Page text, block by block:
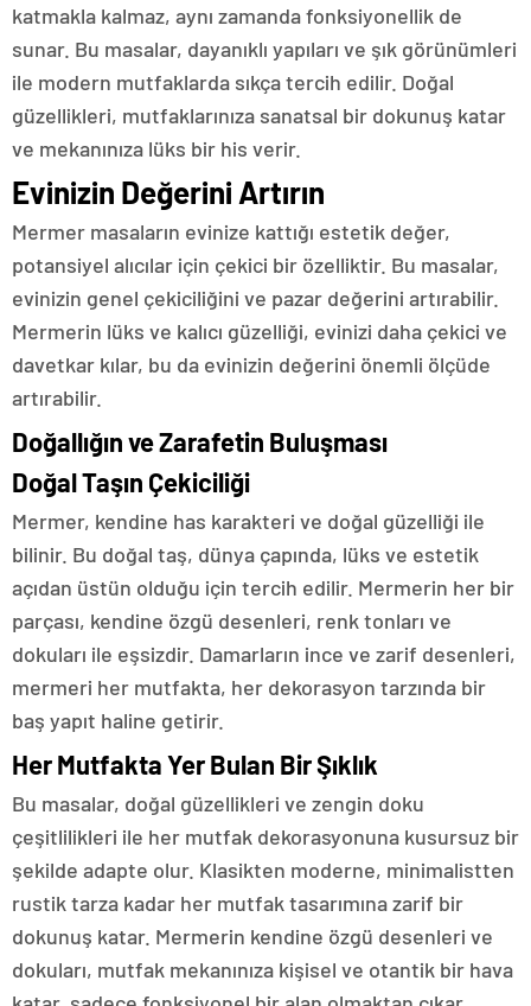
katmakla kalmaz, aynı zamanda fonksiyonellik de
sunar. Bu masalar, dayanıklı yapıları ve şık görünümleri
ile modern mutfaklarda sıkça tercih edilir. Doğal
güzellikleri, mutfaklarınıza sanatsal bir dokunuş katar
ve mekanınıza lüks bir his verir.
Evinizin Değerini Artırın
Mermer masaların evinize kattığı estetik değer,
potansiyel alıcılar için çekici bir özelliktir. Bu masalar,
evinizin genel çekiciliğini ve pazar değerini artırabilir.
Mermerin lüks ve kalıcı güzelliği, evinizi daha çekici ve
davetkar kılar, bu da evinizin değerini önemli ölçüde
artırabilir.
Doğallığın ve Zarafetin Buluşması
Doğal Taşın Çekiciliği
Mermer, kendine has karakteri ve doğal güzelliği ile
bilinir. Bu doğal taş, dünya çapında, lüks ve estetik
açıdan üstün olduğu için tercih edilir. Mermerin her bir
parçası, kendine özgü desenleri, renk tonları ve
dokuları ile eşsizdir. Damarların ince ve zarif desenleri,
mermeri her mutfakta, her dekorasyon tarzında bir
baş yapıt haline getirir.
Her Mutfakta Yer Bulan Bir Şıklık
Bu masalar, doğal güzellikleri ve zengin doku
çeşitlilikleri ile her mutfak dekorasyonuna kusursuz bir
şekilde adapte olur. Klasikten moderne, minimalistten
rustik tarza kadar her mutfak tasarımına zarif bir
dokunuş katar. Mermerin kendine özgü desenleri ve
dokuları, mutfak mekanınıza kişisel ve otantik bir hava